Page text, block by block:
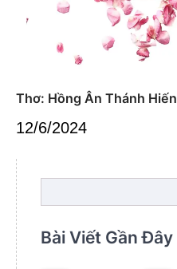
Thơ: Hồng Ân Thánh Hiến
12/6/2024
Bài Viết Gần Đây